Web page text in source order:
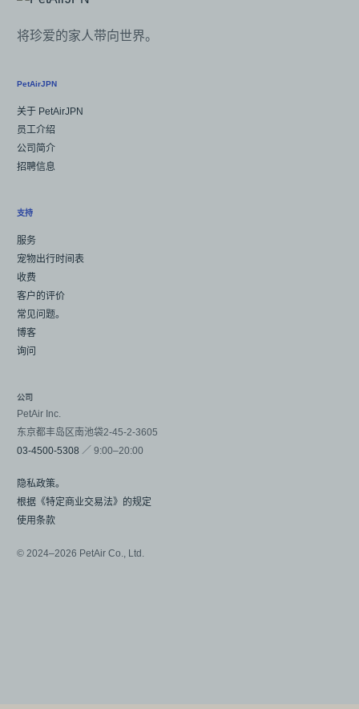
将珍爱的家人带向世界。
PetAirJPN
关于 PetAirJPN
员工介绍
公司简介
招聘信息
支持
服务
宠物出行时间表
收费
客户的评价
常见问题。
博客
询问
公司
PetAir Inc.
东京都丰岛区南池袋2-45-2-3605
03-4500-5308 ／ 9:00–20:00
隐私政策。
根据《特定商业交易法》的规定
使用条款
© 2024–2026 PetAir Co., Ltd.